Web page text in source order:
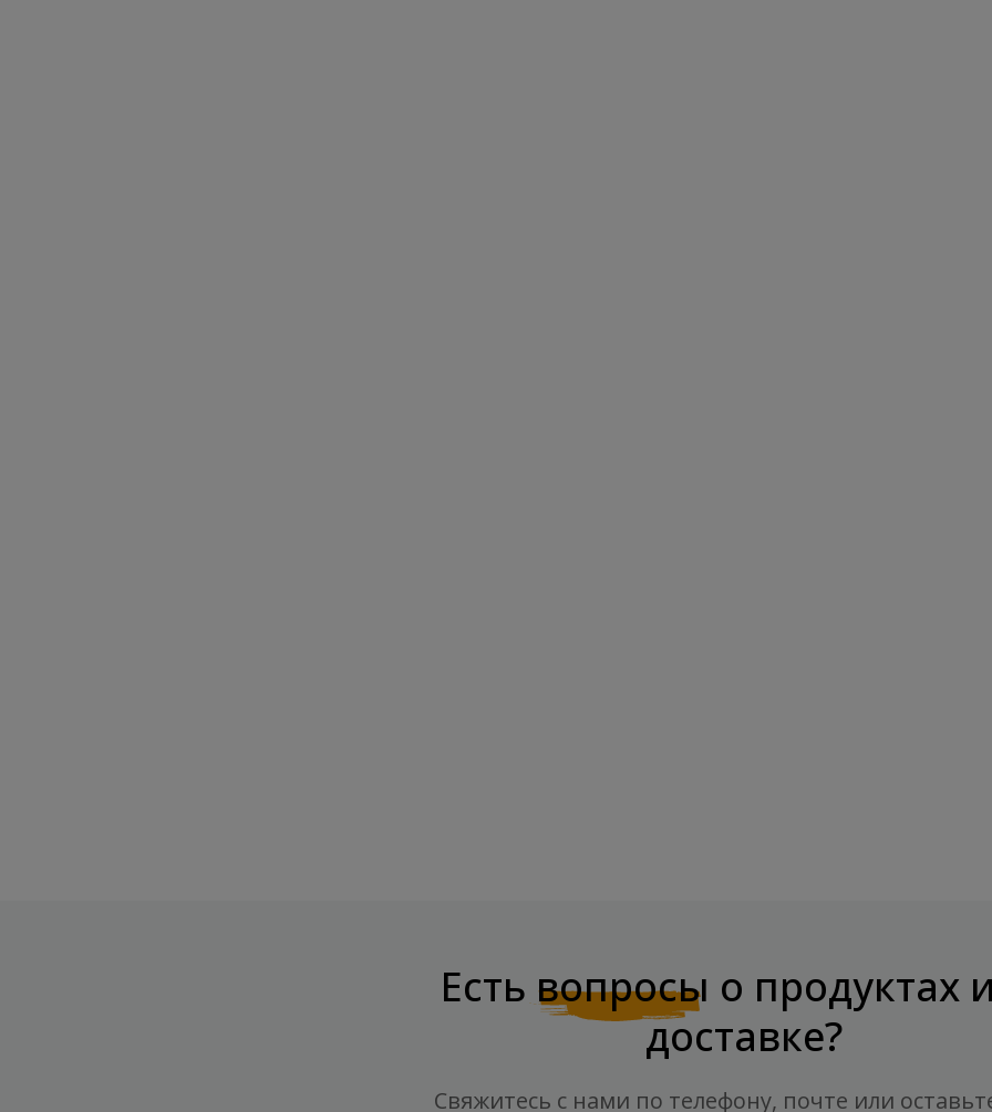
Есть вопросы о продуктах
доставке?
Свяжитесь с нами по телефону, почте или